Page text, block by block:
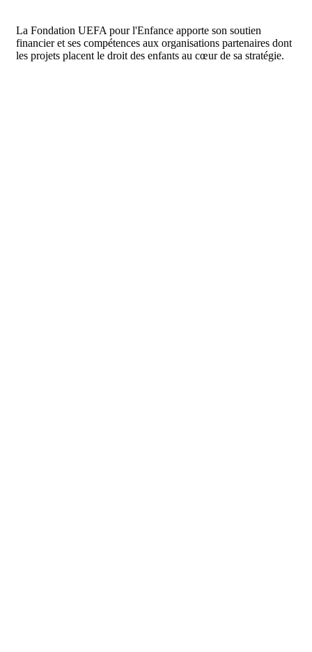
La Fondation UEFA pour l'Enfance apporte son soutien
financier et ses compétences aux organisations partenaires dont
les projets placent le droit des enfants au cœur de sa stratégie.